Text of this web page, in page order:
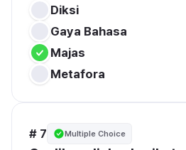
Diksi
Gaya Bahasa
Majas
Metafora
# 7 Multiple Choice